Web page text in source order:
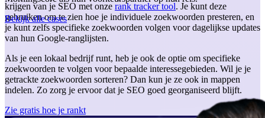
krijgen van je SEO met onze rank tracker tool. Je kunt deze
gebruiken om te zien hoe je individuele zoekwoorden presteren, en
je kunt zelfs specifieke zoekwoorden volgen voor dagelijkse updates
van hun Google-ranglijsten.
Als je een lokaal bedrijf runt, heb je ook de optie om specifieke
zoekwoorden te volgen voor bepaalde interessegebieden. Wil je je
getrackte zoekwoorden sorteren? Dan kun je ze ook in mappen
indelen. Zo zorg je ervoor dat je SEO goed georganiseerd blijft.
Zie gratis hoe je rankt
Bekijk alle cases